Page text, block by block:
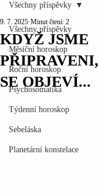
Všechny příspěvky
Měsíční horoskop
Roční horoskop
Psychosomatika
Týdenní horoskop
Sebeláska
Planetární konstelace
Všechny příspěvky
KDYŽ JSME
SE OBJEVÍ...
9. 7. 2025 Minut čtení: 2